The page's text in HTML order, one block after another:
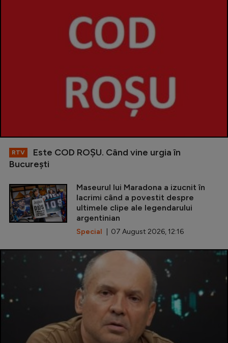
RTV
Este COD ROŞU. Când vine urgia în
Bucureşti
Maseurul lui Maradona a izucnit în
lacrimi când a povestit despre
ultimele clipe ale legendarului
argentinian
Special | 07 August 2026, 12:16